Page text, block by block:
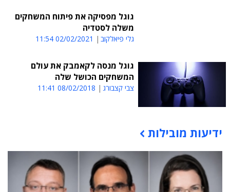
גוגל מפסיקה את פיתוח המשחקים
משלה לסטדיה
גלי פיאלקוב 02/02/2021 11:54
גוגל מנסה לקאמבק את עולם
המשחקים הכושל שלה
צבי קצבורג 08/02/2018 11:41
תוכן פרסומי
ידיעות מובילות